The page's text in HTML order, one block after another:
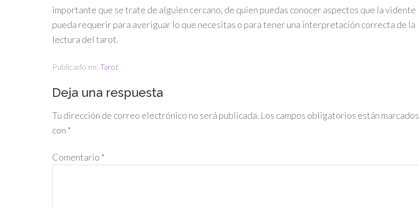
importante que se trate de alguien cercano, de quien puedas conocer aspectos que la vidente
pueda requerir para averiguar lo que necesitas o para tener una interpretación correcta de la
lectura del tarot.
Publicado en: Tarot
Deja una respuesta
Tu dirección de correo electrónico no será publicada. Los campos obligatorios están marcados
con *
Comentario *